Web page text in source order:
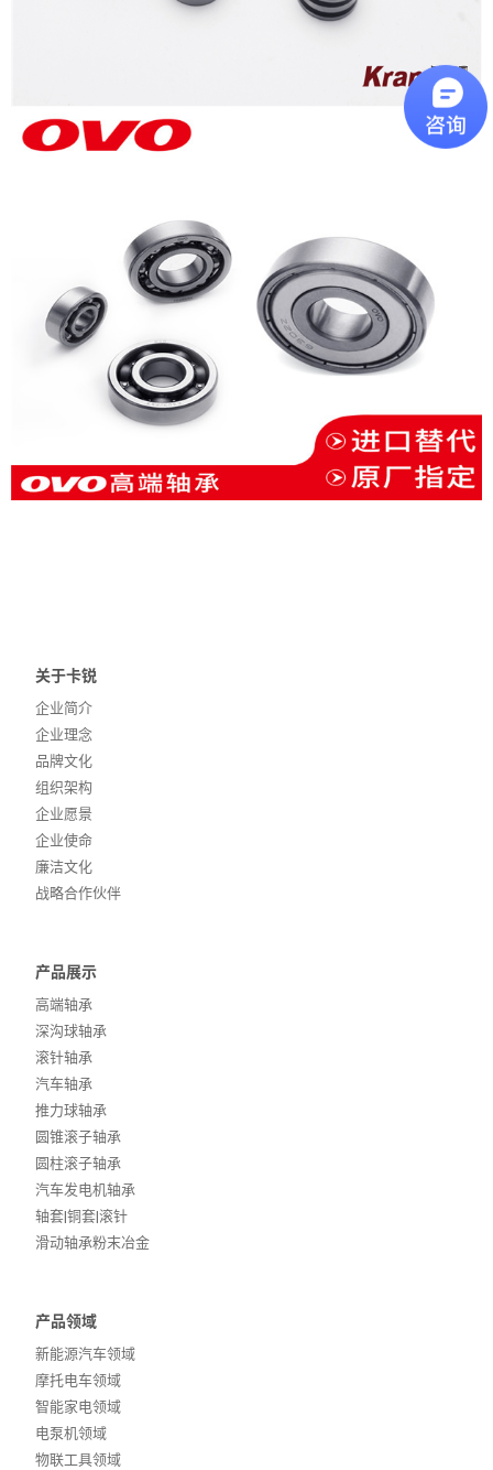
招贤纳士
关于卡锐
企业简介
企业理念
品牌文化
组织架构
企业愿景
企业使命
廉洁文化
战略合作伙伴
产品展示
高端轴承
深沟球轴承
滚针轴承
汽车轴承
推力球轴承
圆锥滚子轴承
圆柱滚子轴承
汽车发电机轴承
轴套|铜套|滚针
滑动轴承粉末冶金
产品领域
新能源汽车领域
摩托电车领域
智能家电领域
电泵机领域
物联工具领域